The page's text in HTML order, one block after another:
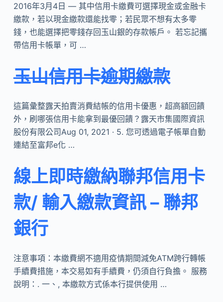
2016年3月4日 — 其中信用卡繳費可選擇現金或金融卡
繳款，若以現金繳款還能找零；若民眾不想有太多零
錢，也能選擇把零錢存回玉山銀的存款帳戶。 若忘記攜
帶信用卡帳單，可 …
玉山信用卡逾期繳款
這篇彙整露天拍賣消費結帳的信用卡優惠，超高額回饋
外，刷哪張信用卡能拿到最優回饋？露天市集國際資訊
股份有限公司Aug 01, 2021 · 5. 您可透過電子帳單自動
連結至富邦e化 …
線上即時繳納聯邦信用卡
款/ 輸入繳款資訊 – 聯邦
銀行
注意事項：本繳費網不適用疫情期間減免ATM跨行轉帳
手續費措施，本交易如有手續費，仍須自行負擔。 服務
說明：. 一、, 本繳款方式係本行提供使用 …